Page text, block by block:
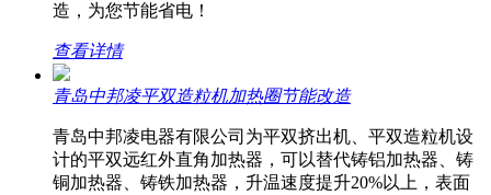
造，为您节能省电！
查看详情
青岛中邦凌平双造粒机加热圈节能改造
青岛中邦凌电器有限公司为平双挤出机、平双造粒机设
计的平双远红外直角加热器，可以替代铸铝加热器、铸
铜加热器、铸铁加热器，升温速度提升20%以上，表面